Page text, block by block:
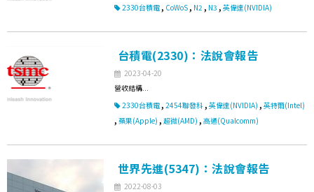
2330台積電 , CoWoS , N2 , N3 , 英偉達(NVIDIA)
台積電(2330)：法說會報告
2023-04-20
營收結構...
2330台積電 , 2454聯發科 , 英偉達(NVIDIA) , 英特爾(Intel)
, 蘋果(Apple) , 超微(AMD) , 高通(Qualcomm)
世界先進(5347)：法說會報告
2022-08-03